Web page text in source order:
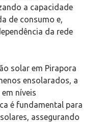
a capacidade
de consumo e,
da rede
solar em Pirapora
ensolarados, a
níveis
é fundamental para
assegurando